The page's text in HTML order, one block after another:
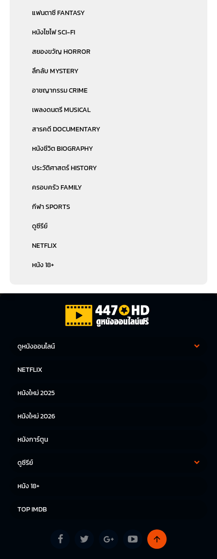
แฟนตาซี FANTASY
หนังไซไฟ SCI-FI
สยองขวัญ HORROR
ลึกลับ MYSTERY
อาชญากรรม CRIME
เพลงดนตรี MUSICAL
สารคดี DOCUMENTARY
หนังชีวิต BIOGRAPHY
ประวัติศาสตร์ HISTORY
ครอบครัว FAMILY
กีฬา SPORTS
ดูซีรีย์
NETFLIX
หนัง 18+
ดูหนังออนไลน์
หนังญี่ปุ่น
NETFLIX
หนังใหม่ 2025
หนังใหม่ 2026
หนังการ์ตูน
ดูซีรีย์
หนัง 18+
TOP IMDB